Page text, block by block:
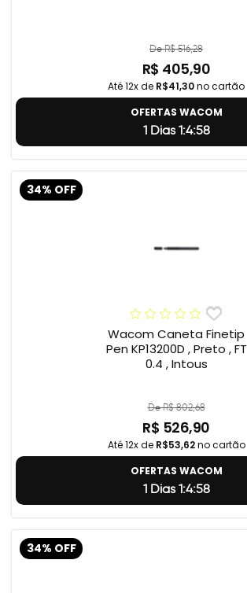
De R$ 516,28
R$ 405,90
Até 12x de R$41,30no cartão
OFERTAS WACOM
1 Dias 1:4:57
34% OFF
Wacom Caneta Finetip
Pen KP13200D , Preto , FT
0.4 , Intous
De R$ 802,68
R$ 526,90
Até 12x de R$53,62no cartão
OFERTAS WACOM
1 Dias 1:4:57
34% OFF